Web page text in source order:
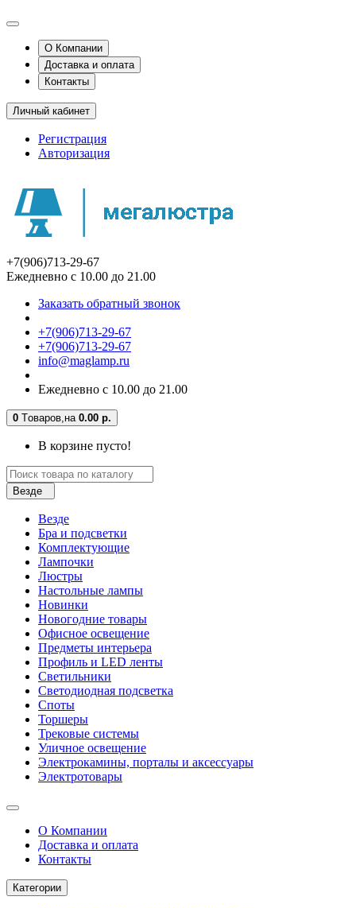
О Компании
Доставка и оплата
Контакты
Личный кабинет
Регистрация
Авторизация
+7(906)713-29-67
Ежедневно с 10.00 до 21.00
Заказать обратный звонок
+7(906)713-29-67
+7(906)713-29-67
info@maglamp.ru
Ежедневно с 10.00 до 21.00
0 Tоваров,на 0.00 р.
В корзине пусто!
Везде
Везде
Бра и подсветки
Комплектующие
Лампочки
Люстры
Настольные лампы
Новинки
Новогодние товары
Офисное освещение
Предметы интерьера
Профиль и LED ленты
Светильники
Светодиодная подсветка
Споты
Торшеры
Трековые системы
Уличное освещение
Электрокамины, порталы и аксессуары
Электротовары
О Компании
Доставка и оплата
Контакты
Категории